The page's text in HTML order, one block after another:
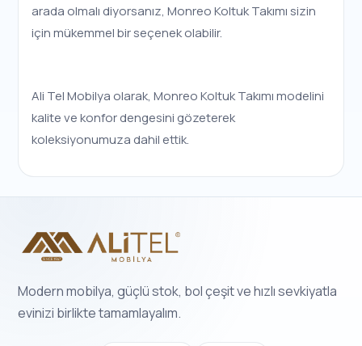
arada olmalı diyorsanız, Monreo Koltuk Takımı sizin
için mükemmel bir seçenek olabilir.
Ali Tel Mobilya olarak, Monreo Koltuk Takımı modelini
kalite ve konfor dengesini gözeterek
koleksiyonumuza dahil ettik.
Modern mobilya, güçlü stok, bol çeşit ve hızlı sevkiyatla
evinizi birlikte tamamlayalım.